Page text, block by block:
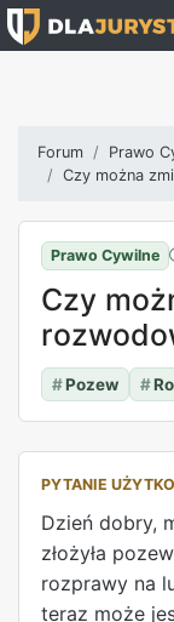
Forum
Prawo
Czy można
Prawo Cywilne
Czy
#Pozew #
PYTANIE
Dzień dobry,
złożyła
rozprawy na
teraz może